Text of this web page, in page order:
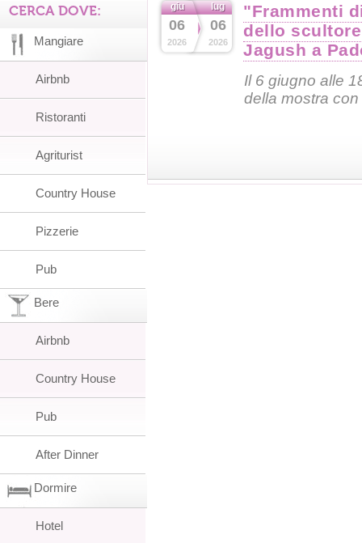
giu
06
2026
lug
06
2026
"Frammenti
dello
Jagush a
Il 6 giugno alle
della mostra
CERCA DOVE:
Mangiare
Airbnb
Ristoranti
Agriturist
Country House
Pizzerie
Pub
Bere
Airbnb
Country House
Pub
After Dinner
Dormire
Hotel